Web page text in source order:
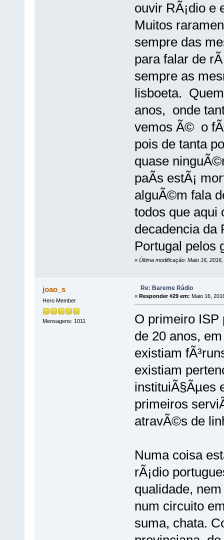
ouvir RÃ¡dio
Muitos
sempre das
para falar de
sempre as
lisboeta.
anos, onde
vemos Ã© o
pois de tanta
quase
paÃ­s estÃ¡
alguÃ©m fala
todos que aqui
decadencia da
Portugal pelos
« Última modificação: Maio 16,
joao_s
Hero Member
Mensagens: 1011
Re: Bareme Rádio
« Responder #29 em: Maio 16,
O primeiro ISP
de 20 anos,
existiam
existiam
instituiÃ§Ãµes
primeiros
atravÃ©s de
Numa coisa
rÃ¡dio
qualidade,
num circuito
suma, chata.